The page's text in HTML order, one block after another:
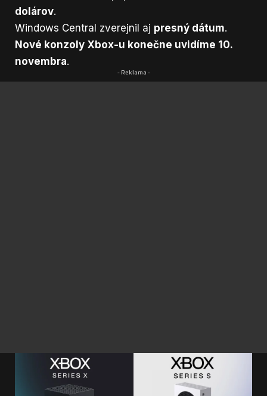
dolárov.
Windows Central zverejnil aj presný dátum.
Nové konzoly Xbox-u konečne uvidíme 10.
novembra.
- Reklama -